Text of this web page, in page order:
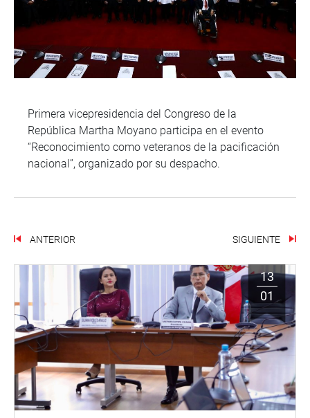
Primera vicepresidencia del Congreso de la
República Martha Moyano participa en el evento
“Reconocimiento como veteranos de la pacificación
nacional”, organizado por su despacho.
ANTERIOR SIGUIENTE
13
01